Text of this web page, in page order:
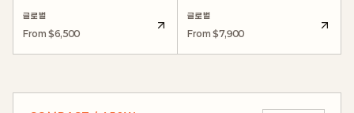
글로벌
From $6,500
글로벌
From $7,900